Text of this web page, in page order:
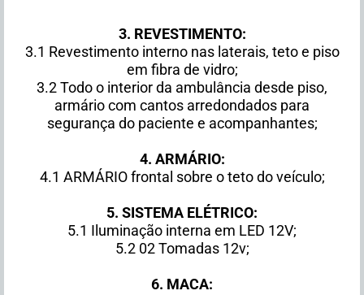
3. REVESTIMENTO:
3.1 Revestimento interno nas laterais, teto e piso
em fibra de vidro;
3.2 Todo o interior da ambulância desde piso,
armário com cantos arredondados para
segurança do paciente e acompanhantes;
4. ARMÁRIO:
4.1 ARMÁRIO frontal sobre o teto do veículo;
5. SISTEMA ELÉTRICO:
5.1 Iluminação interna em LED 12V;
5.2 02 Tomadas 12v;
6. MACA: